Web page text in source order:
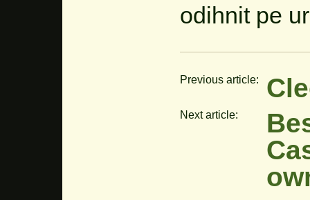
odihnit pe
Previous article:
Next article: